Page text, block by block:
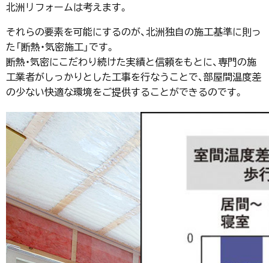
北洲リフォームは考えます。
それらの要素を可能にするのが、北洲独自の施工基準に則っ
た「断熱・気密施工」です。
断熱・気密にこだわり続けた実績と信頼をもとに、専門の施
工業者がしっかりとした工事を行なうことで、部屋間温度差
の少ない快適な環境をご提供することができるのです。